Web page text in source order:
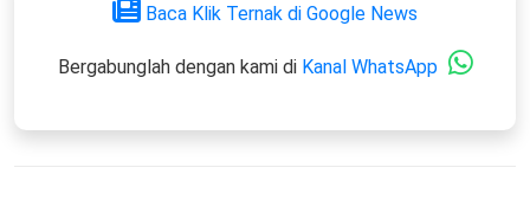
Baca Klik Ternak di Google News
Bergabunglah dengan kami di Kanal WhatsApp